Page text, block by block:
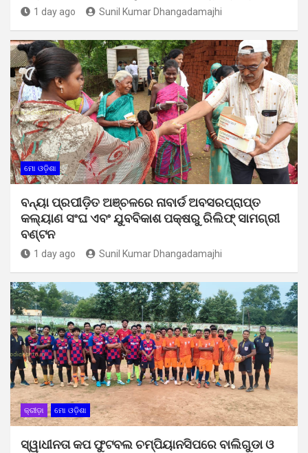
1 day ago Sunil Kumar Dhangadamajhi
ମୋ ଓଡ଼ିଶା
ବନ୍ୟା ପ୍ରପୀଡ଼ିତ ଅଞ୍ଚଳରେ ନାବାର୍ଡ ଅବସରପ୍ରାପ୍ତ
କଲ୍ୟାଣ ସଂଘ ଏବଂ ଯୁବବିକାଶ ପକ୍ଷରୁ ରିଲିଫ୍ ସାମଗ୍ରୀ
ବଣ୍ଟନ
1 day ago Sunil Kumar Dhangadamajhi
କ୍ରୀଡ଼ା ମୋ ଓଡ଼ିଶା
ସ୍ୱାଧୀନତା କପ ଫୁଟବଲ ଚମ୍ପିୟାନସିପରେ ବାଲିଗୁଡା ଓ